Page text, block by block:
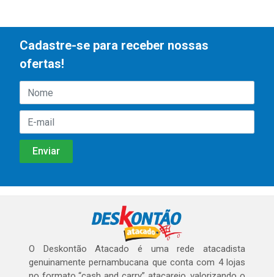
Cadastre-se para receber nossas
ofertas!
O Deskontão Atacado é uma rede atacadista
genuinamente pernambucana que conta com 4 lojas